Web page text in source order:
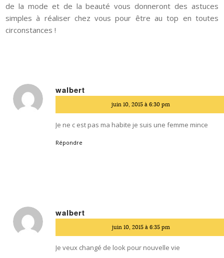
de la mode et de la beauté vous donneront des astuces
simples à réaliser chez vous pour être au top en toutes
circonstances !
walbert
:
juin 10, 2015 à 6:30 pm
Je ne c est pas ma habite je suis une femme mince
Répondre
walbert
:
juin 10, 2015 à 6:35 pm
Je veux changé de look pour nouvelle vie